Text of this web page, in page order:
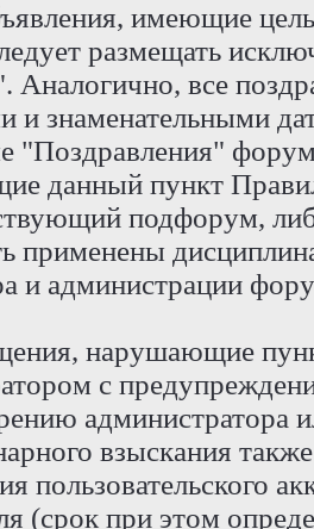
имеющие
размещать
Аналогично, все
и знаменательными
"Поздравления"
данный пункт
подфорум,
применены
и администрации
нарушающие
с
администратора
взыскания
пользовательского
(срок при этом